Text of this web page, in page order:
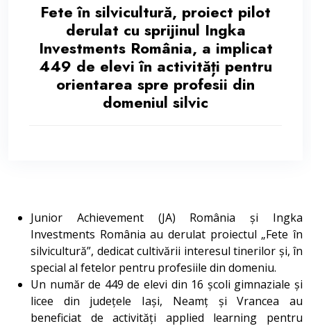
Fete în silvicultură, proiect pilot
derulat cu sprijinul Ingka
Investments România, a implicat
449 de elevi în activități pentru
orientarea spre profesii din
domeniul silvic
Junior Achievement (JA) România și Ingka
Investments România au derulat proiectul „Fete în
silvicultură”, dedicat cultivării interesul tinerilor și, în
special al fetelor pentru profesiile din domeniu.
Un număr de 449 de elevi din 16 școli gimnaziale și
licee din județele Iași, Neamț și Vrancea au
beneficiat de activități applied learning pentru